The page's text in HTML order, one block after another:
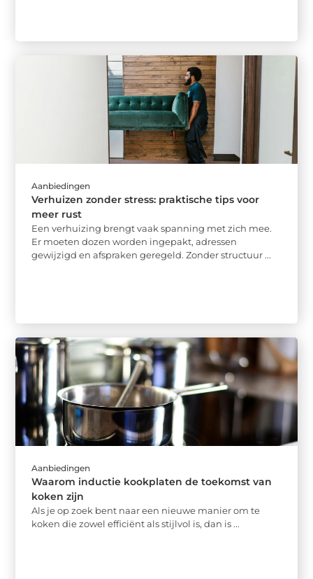
Aanbiedingen
Verhuizen zonder stress: praktische tips voor
meer rust
Een verhuizing brengt vaak spanning met zich mee.
Er moeten dozen worden ingepakt, adressen
gewijzigd en afspraken geregeld. Zonder structuur ...
Aanbiedingen
Waarom inductie kookplaten de toekomst van
koken zijn
Als je op zoek bent naar een nieuwe manier om te
koken die zowel efficiënt als stijlvol is, dan is ...